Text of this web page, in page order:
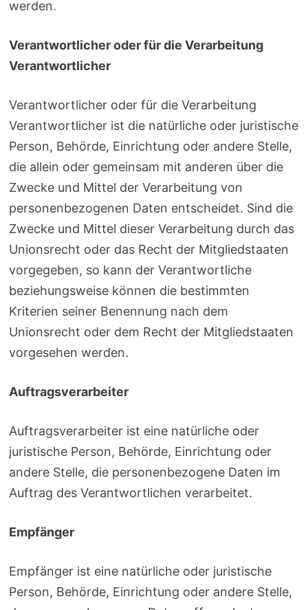
werden.
Verantwortlicher oder für die Verarbeitung
Verantwortlicher
Verantwortlicher oder für die Verarbeitung
Verantwortlicher ist die natürliche oder juristische
Person, Behörde, Einrichtung oder andere Stelle,
die allein oder gemeinsam mit anderen über die
Zwecke und Mittel der Verarbeitung von
personenbezogenen Daten entscheidet. Sind die
Zwecke und Mittel dieser Verarbeitung durch das
Unionsrecht oder das Recht der Mitgliedstaaten
vorgegeben, so kann der Verantwortliche
beziehungsweise können die bestimmten
Kriterien seiner Benennung nach dem
Unionsrecht oder dem Recht der Mitgliedstaaten
vorgesehen werden.
Auftragsverarbeiter
Auftragsverarbeiter ist eine natürliche oder
juristische Person, Behörde, Einrichtung oder
andere Stelle, die personenbezogene Daten im
Auftrag des Verantwortlichen verarbeitet.
Empfänger
Empfänger ist eine natürliche oder juristische
Person, Behörde, Einrichtung oder andere Stelle,